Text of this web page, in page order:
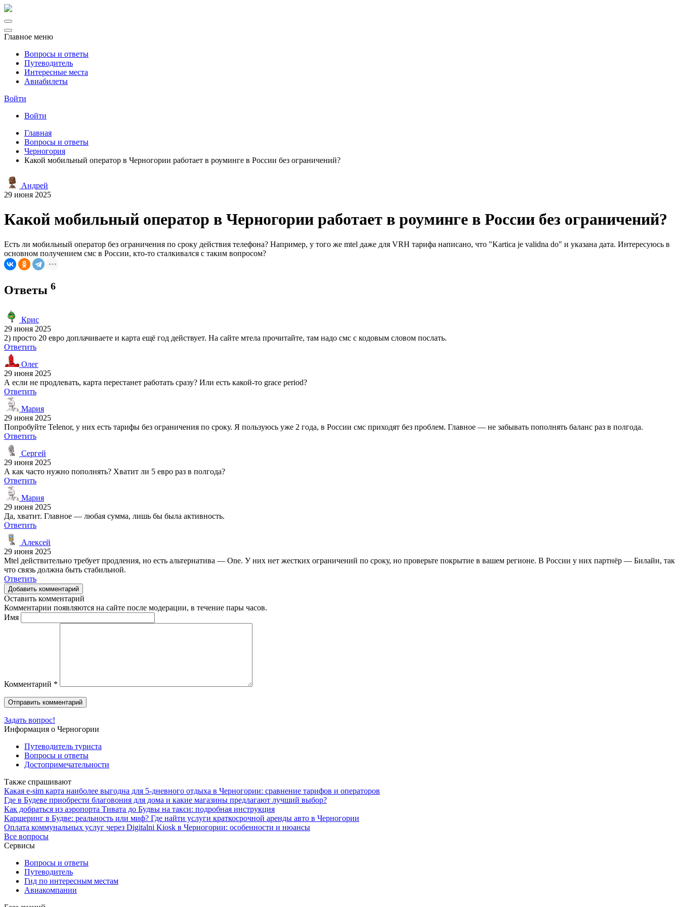
Главное меню
Вопросы и ответы
Путеводитель
Интересные места
Авиабилеты
Войти
Войти
Главная
Вопросы и ответы
Черногория
Какой мобильный оператор в Черногории работает в роуминге в России без ограничений?
Андрей
29 июня 2025
Какой мобильный оператор в Черногории работает в роуминге в России без ограничений?
Есть ли мобильный оператор без ограничения по сроку действия телефона? Например, у того же mtel даже для VRH тарифа написано, что "Kartica je validna do" и указана дата. Интересуюсь в
основном получением смс в России, кто-то сталкивался с таким вопросом?
Ответы 6
Крис
29 июня 2025
2) просто 20 евро доплачиваете и карта ещё год действует. На сайте мтела прочитайте, там надо смс с кодовым словом послать.
Ответить
Олег
29 июня 2025
А если не продлевать, карта перестанет работать сразу? Или есть какой-то grace period?
Ответить
Мария
29 июня 2025
Попробуйте Telenor, у них есть тарифы без ограничения по сроку. Я пользуюсь уже 2 года, в России смс приходят без проблем. Главное — не забывать пополнять баланс раз в полгода.
Ответить
Сергей
29 июня 2025
А как часто нужно пополнять? Хватит ли 5 евро раз в полгода?
Ответить
Мария
29 июня 2025
Да, хватит. Главное — любая сумма, лишь бы была активность.
Ответить
Алексей
29 июня 2025
Mtel действительно требует продления, но есть альтернатива — One. У них нет жестких ограничений по сроку, но проверьте покрытие в вашем регионе. В России у них партнёр — Билайн, так
что связь должна быть стабильной.
Ответить
Добавить комментарий
Оставить комментарий
Комментарии появляются на сайте после модерации, в течение пары часов.
Имя
Комментарий *
Задать вопрос!
Информация о Черногории
Путеводитель туриста
Вопросы и ответы
Достопримечательности
Также спрашивают
Какая e-sim карта наиболее выгодна для 5-дневного отдыха в Черногории: сравнение тарифов и операторов
Где в Будеве приобрести благовония для дома и какие магазины предлагают лучший выбор?
Как добраться из аэропорта Тивата до Будвы на такси: подробная инструкция
Каршеринг в Будве: реальность или миф? Где найти услуги краткосрочной аренды авто в Черногории
Оплата коммунальных услуг через Digitalni Kiosk в Черногории: особенности и нюансы
Все вопросы
Сервисы
Вопросы и ответы
Путеводитель
Гид по интересным местам
Авиакомпании